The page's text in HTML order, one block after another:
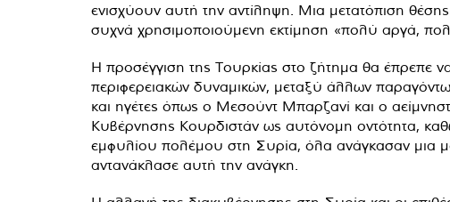
ενισχύουν αυτή την αντίληψη. Μια μετατόπιση θέσης
συχνά χρησιμοποιούμενη εκτίμηση «πολύ αργά,
Η προσέγγιση της Τουρκίας στο ζήτημα θα έπρεπε
περιφερειακών δυναμικών, μεταξύ άλλων
και ηγέτες όπως ο Μεσούντ Μπαρζανί και ο
Κυβέρνησης Κουρδιστάν ως αυτόνομη οντότητα,
εμφυλίου πολέμου στη Συρία, όλα ανάγκασαν μια
αντανάκλασε αυτή την ανάγκη.